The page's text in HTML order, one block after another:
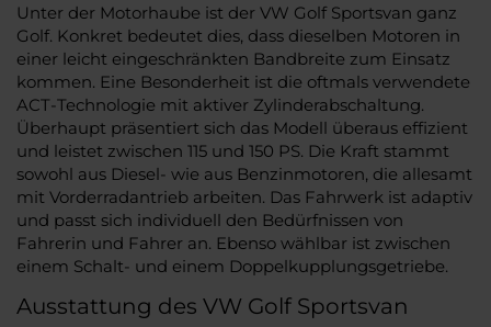
Unter der Motorhaube ist der VW Golf Sportsvan ganz
Golf. Konkret bedeutet dies, dass dieselben Motoren in
einer leicht eingeschränkten Bandbreite zum Einsatz
kommen. Eine Besonderheit ist die oftmals verwendete
ACT-Technologie mit aktiver Zylinderabschaltung.
Überhaupt präsentiert sich das Modell überaus effizient
und leistet zwischen 115 und 150 PS. Die Kraft stammt
sowohl aus Diesel- wie aus Benzinmotoren, die allesamt
mit Vorderradantrieb arbeiten. Das Fahrwerk ist adaptiv
und passt sich individuell den Bedürfnissen von
Fahrerin und Fahrer an. Ebenso wählbar ist zwischen
einem Schalt- und einem Doppelkupplungsgetriebe.
Ausstattung des VW Golf Sportsvan